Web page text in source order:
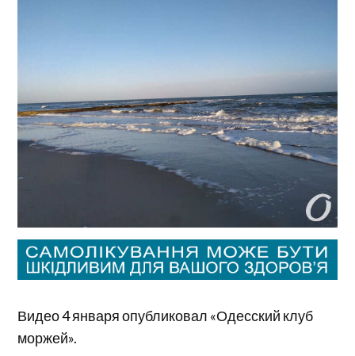
Видео 4 января опубликовал «Одесский клуб
моржей».